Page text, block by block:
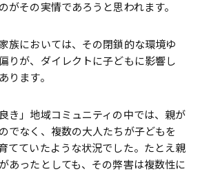
がその実情であろうと思われます。
族においては、その閉鎖的な環境ゆ
りが、ダイレクトに子どもに影響し
ります。
き」地域コミュニティの中では、親が
でなく、複数の大人たちが子どもを
てていたような状況でした。たとえ親
あったとしても、その弊害は複数性に